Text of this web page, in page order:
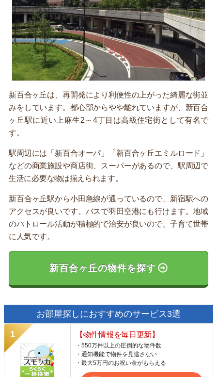
新百合ヶ丘は、再開発により利便性の上がった綺麗な街並
みをしています。都心部からやや離れていますが、新百合
ヶ丘駅に近い上麻生2～4丁目は高級住宅街として有名で
す。
駅周辺には「新百合オーパ」「新百合ヶ丘エミルロード」
などの商業施設や商店街、スーパーがあるので、駅周辺で
生活に必要な物は揃えられます。
新百合ヶ丘駅から小田急線が通っているので、新宿駅への
アクセスが良いです。バスで羽田空港にも行けます。地域
のパトロール活動が積極的で治安が良いので、子育て世帯
に人気です。
新百合ヶ丘の物件を探す
お部屋探しにおすすめのサービス3選
【物件情報を毎日更新】
・550万件以上の圧倒的な物件数
・通知機能で物件を見逃さない
・最大5万円のお祝い金がもらえる